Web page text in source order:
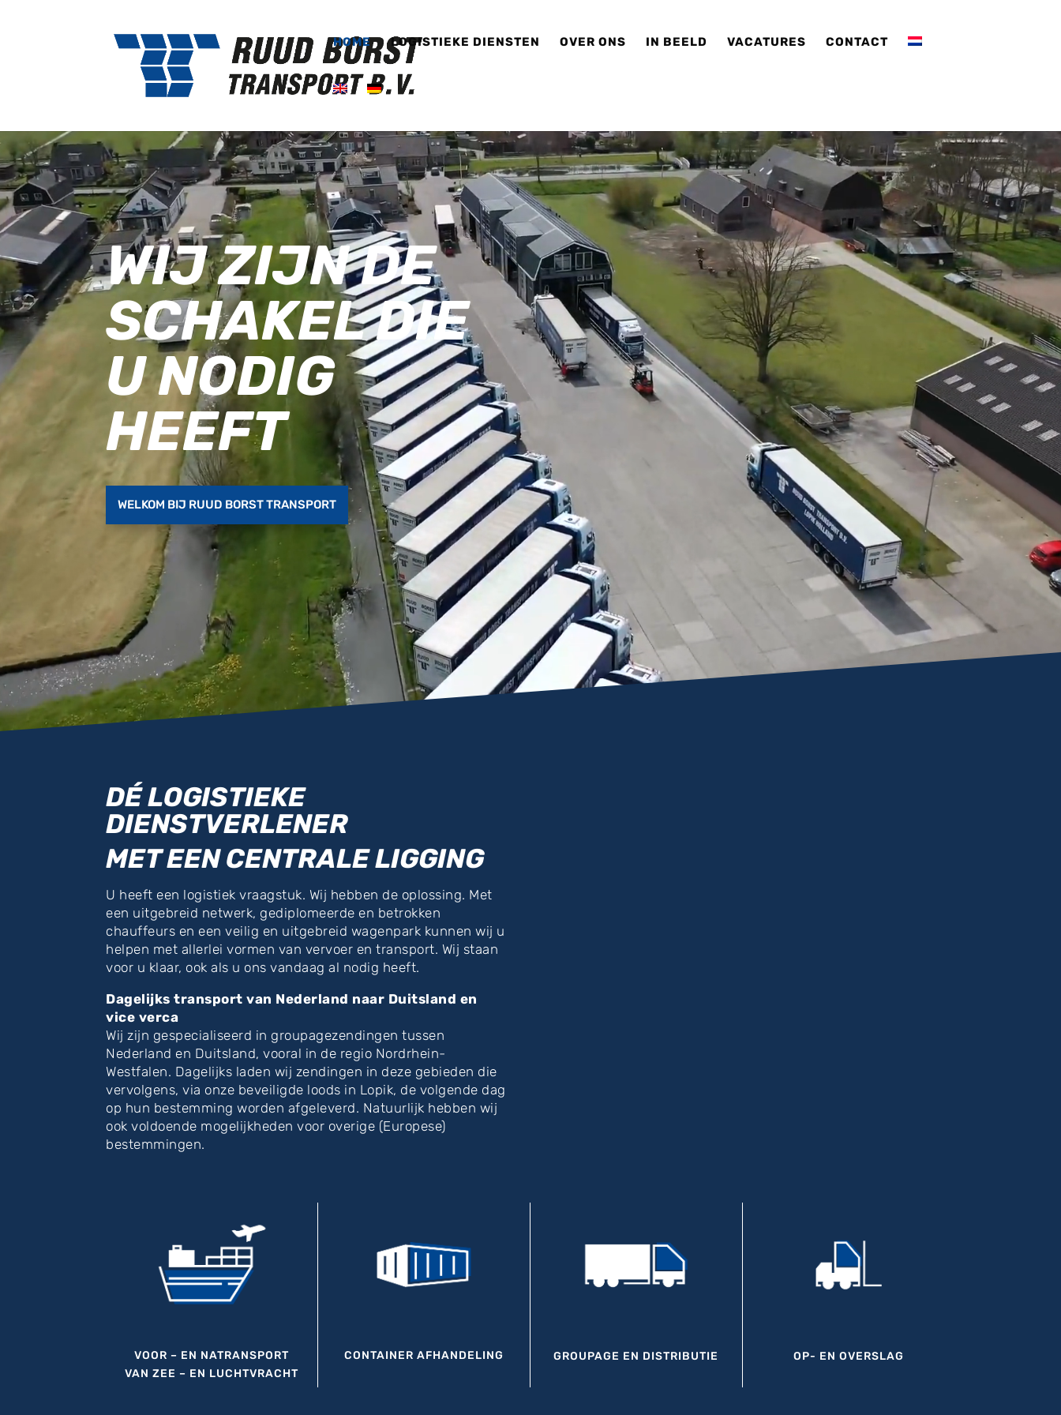
HOME LOGISTIEKE DIENSTEN OVER ONS IN BEELD VACATURES CONTACT
WIJ ZIJN DE
SCHAKEL DIE
U NODIG
HEEFT
WELKOM BIJ RUUD BORST TRANSPORT
DÉ LOGISTIEKE
DIENSTVERLENER
MET EEN CENTRALE LIGGING
U heeft een logistiek vraagstuk. Wij hebben de oplossing. Met
een uitgebreid netwerk, gediplomeerde en betrokken
chauffeurs en een veilig en uitgebreid wagenpark kunnen wij u
helpen met allerlei vormen van vervoer en transport. Wij staan
voor u klaar, ook als u ons vandaag al nodig heeft.
Dagelijks transport van Nederland naar Duitsland en
vice verca
Wij zijn gespecialiseerd in groupagezendingen tussen
Nederland en Duitsland, vooral in de regio Nordrhein-
Westfalen. Dagelijks laden wij zendingen in deze gebieden die
vervolgens, via onze beveiligde loods in Lopik, de volgende dag
op hun bestemming worden afgeleverd. Natuurlijk hebben wij
ook voldoende mogelijkheden voor overige (Europese)
bestemmingen.
VOOR – EN NATRANSPORT
VAN ZEE – EN LUCHTVRACHT
CONTAINER AFHANDELING GROUPAGE EN DISTRIBUTIE OP- EN OVERSLAG